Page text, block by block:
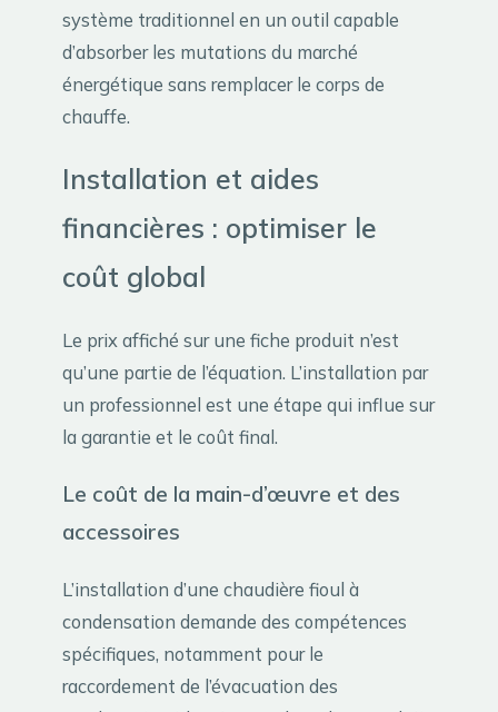
système traditionnel en un outil capable
d’absorber les mutations du marché
énergétique sans remplacer le corps de
chauffe.
Installation et aides
financières : optimiser le
coût global
Le prix affiché sur une fiche produit n’est
qu’une partie de l’équation. L’installation par
un professionnel est une étape qui influe sur
la garantie et le coût final.
Le coût de la main-d’œuvre et des
accessoires
L’installation d’une chaudière fioul à
condensation demande des compétences
spécifiques, notamment pour le
raccordement de l’évacuation des